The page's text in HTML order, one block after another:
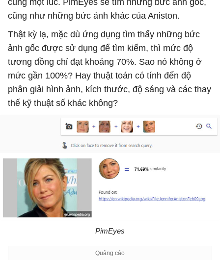
cùng một lúc. PimEyes sẽ tìm những bức ảnh gốc,
cũng như những bức ảnh khác của Aniston.
Thật kỳ lạ, mặc dù ứng dụng tìm thấy những bức
ảnh gốc được sử dụng để tìm kiếm, thì mức độ
tương đồng chỉ đạt khoảng 70%. Sao nó không ở
mức gần 100%? Hay thuật toán có tính đến độ
phân giải hình ảnh, kích thước, độ sáng và các thay
thế kỹ thuật số khác không?
PimEyes